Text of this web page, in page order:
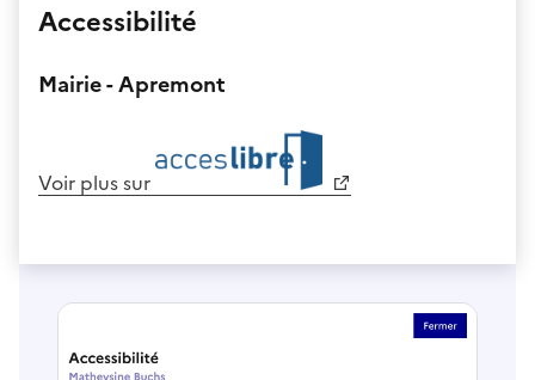
Accessibilité
Mairie - Apremont
Voir plus sur